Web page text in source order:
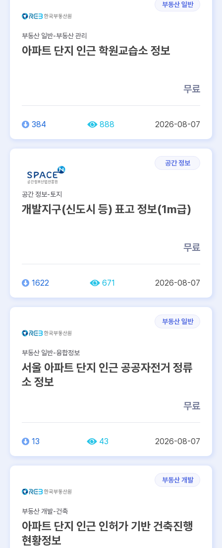
부동산 일반
부동산 일반-부동산 관리
아파트 단지 인근 학원교습소 정보
무료
384 888 2026-08-07
공간 정보
공간 정보-토지
개발지구(신도시 등) 표고 정보(1m급)
무료
1622 671 2026-08-07
부동산 일반
부동산 일반-융합정보
서울 아파트 단지 인근 공공자전거 정류
소 정보
무료
13 43 2026-08-07
부동산 개발
부동산 개발-건축
아파트 단지 인근 인허가 기반 건축진행
현황정보